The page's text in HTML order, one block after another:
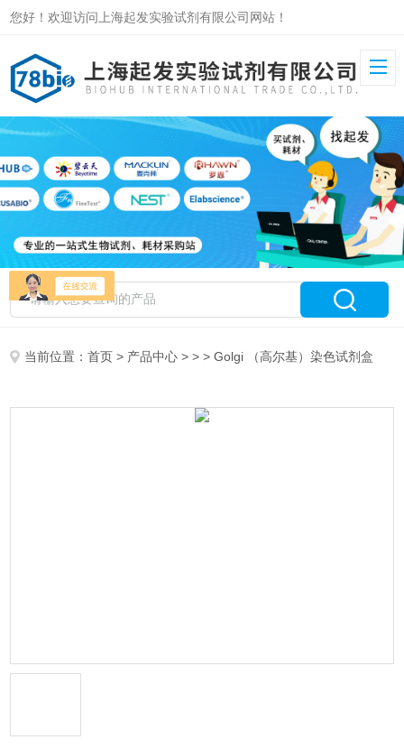
您好！欢迎访问上海起发实验试剂有限公司网站！
当前位置：首页 > 产品中心 > > > Golgi （高尔基）染色试剂盒